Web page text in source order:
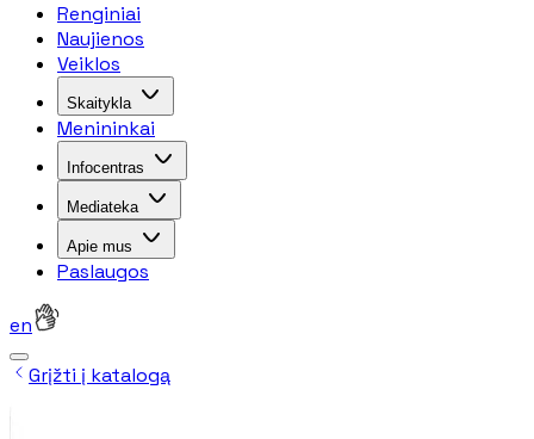
Renginiai
Naujienos
Veiklos
Skaitykla
Menininkai
Infocentras
Mediateka
Apie mus
Paslaugos
en
Grįžti į katalogą